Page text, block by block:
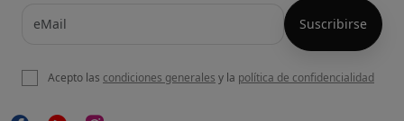
Acepto las condiciones generales y la política de confidencialidad